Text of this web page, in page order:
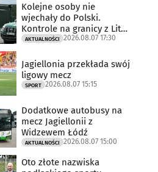
Kolejne osoby nie
wjechały do Polski.
Kontrole na granicy z Litwą
trwają
AKTUALNOŚCI 2026.08.07 17:30
Jagiellonia przekłada swój
ligowy mecz
SPORT 2026.08.07 15:15
Dodatkowe autobusy na
mecz Jagiellonii z
Widzewem Łódź
AKTUALNOŚCI 2026.08.07 15:00
Oto złote nazwiska